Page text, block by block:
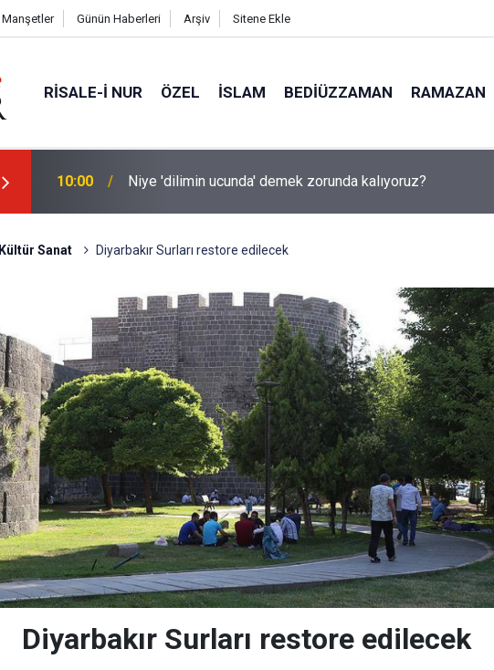
Manşetler Günün Haberleri Arşiv Sitene Ekle
RISALE-I NUR ÖZEL İSLAM BEDIÜZZAMAN RAMAZAN
10:00 Niye 'dilimin ucunda' demek zorunda kalıyoruz?
Kültür Sanat Diyarbakır Surları restore edilecek
Diyarbakır Surları restore edilecek